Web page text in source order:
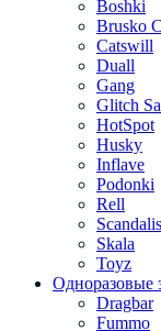
Boshki
Brusko
Catswill
Duall
Gang
Glitch
HotSpot
Husky
Inflave
Podonki
Rell
Skala
Toyz
Одноразовые
Dragbar
Fummo